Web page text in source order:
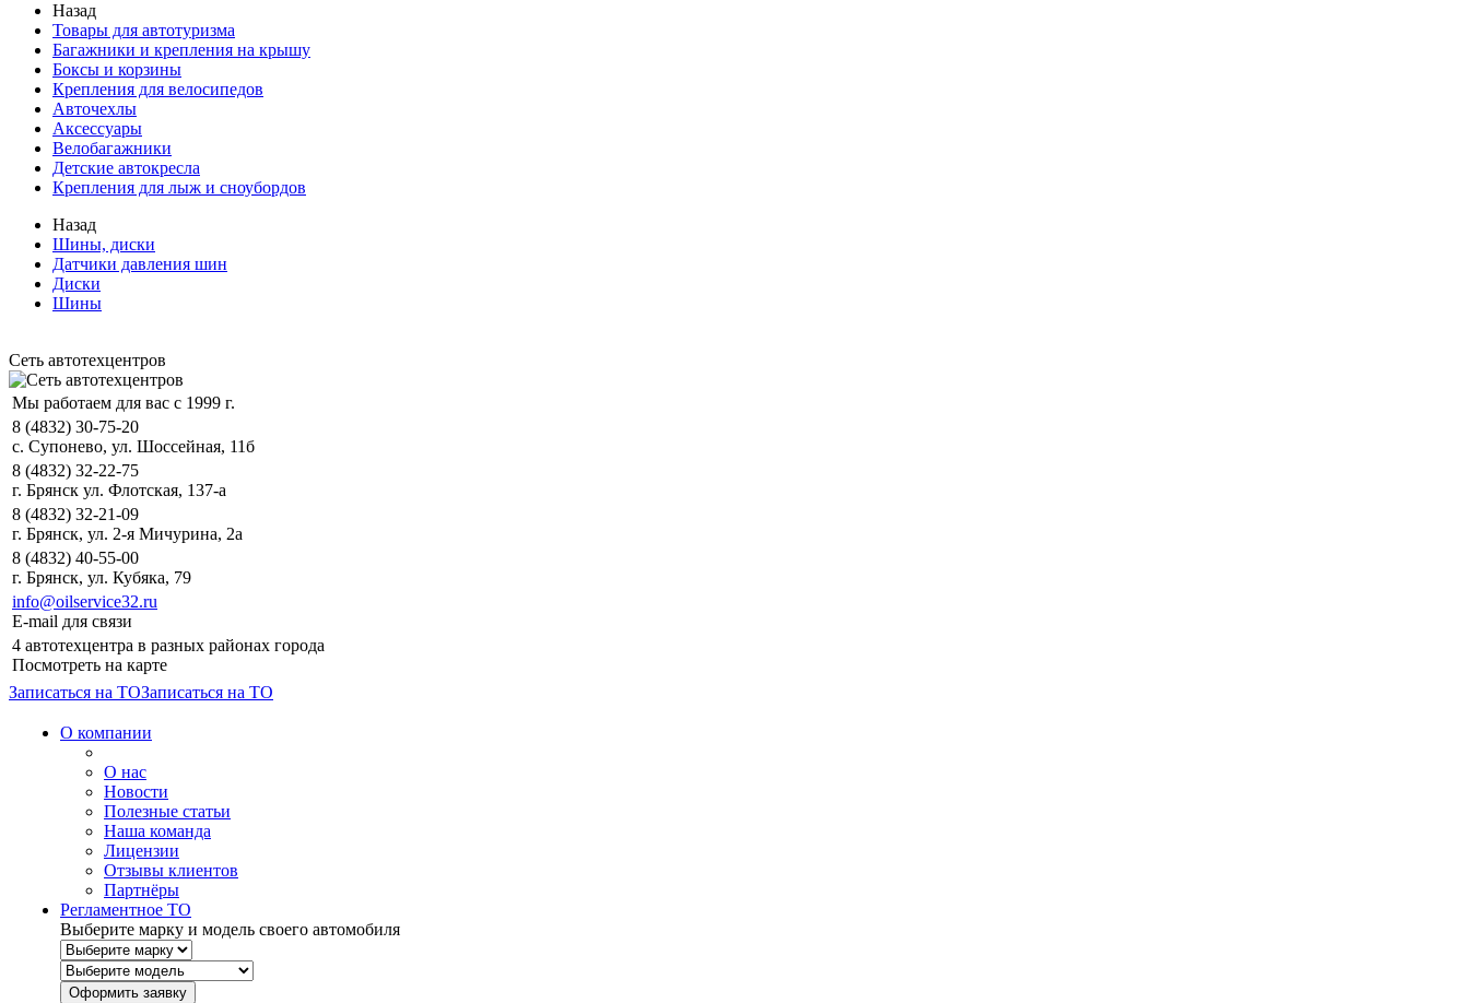
Назад
Товары для автотуризма
Багажники и крепления на крышу
Боксы и корзины
Крепления для велосипедов
Авточехлы
Аксессуары
Велобагажники
Детские автокресла
Крепления для лыж и сноубордов
Назад
Шины, диски
Датчики давления шин
Диски
Шины
Сеть автотехцентров
Мы работаем для вас с 1999 г.
8 (4832) 30-75-20
с. Супонево, ул. Шоссейная, 11б
8 (4832) 32-22-75
г. Брянск ул. Флотская, 137-а
8 (4832) 32-21-09
г. Брянск, ул. 2-я Мичурина, 2а
8 (4832) 40-55-00
г. Брянск, ул. Кубяка, 79
info@oilservice32.ru
E-mail для связи
4 автотехцентра в разных районах города
Посмотреть на карте
Записаться на ТОЗаписаться на ТО
О компании
О нас
Новости
Полезные статьи
Наша команда
Лицензии
Отзывы клиентов
Партнёры
Регламентное ТО
Выберите марку и модель своего автомобиля